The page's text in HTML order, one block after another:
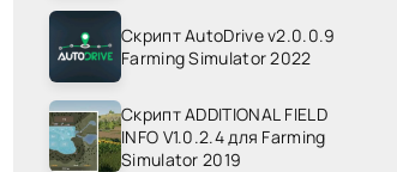
Скрипт AutoDrive v2.0.0.9
Farming Simulator 2022
Скрипт ADDITIONAL FIELD
INFO V1.0.2.4 для Farming
Simulator 2019